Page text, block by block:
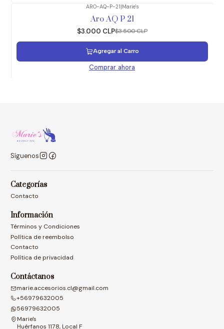
ARO-AQ-P-21|Marie's
Aro AQ P 21
$3.000 CLP$3.500 CLP
Agregar al Carro
Comprar ahora
Síguenos
Categorías
Contacto
Información
Términos y Condiciones
Política de reembolso
Contacto
Política de privacidad
Contáctanos
marie.accesorios.cl@gmail.com
+56979632005
56979632005
Marie's
Huérfanos 1178, Local F